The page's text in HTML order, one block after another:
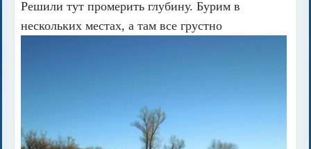
Решили тут промерить глубину. Бурим в
нескольких местах, а там все грустно